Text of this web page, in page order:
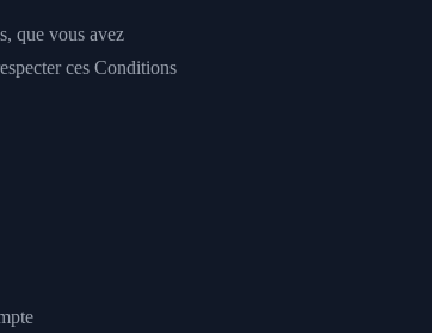
que vous avez
ces Conditions